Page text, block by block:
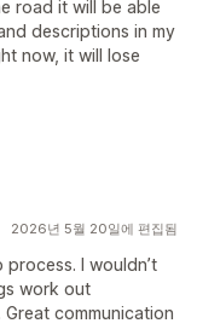
road it will be able
descriptions in my
now, it will lose
2026년 5월 20일에 편집됨
I wouldn’t
work out
communication